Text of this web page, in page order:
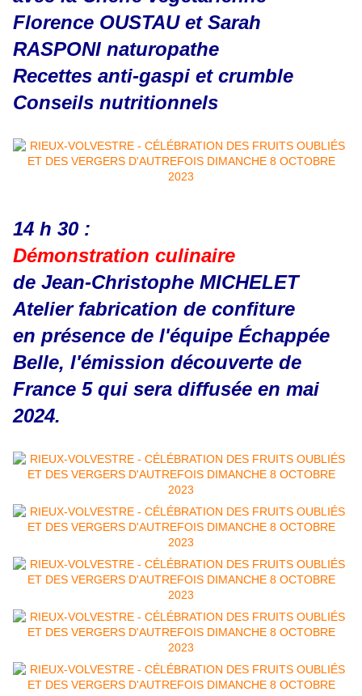
Florence OUSTAU et Sarah
RASPONI naturopathe
Recettes anti-gaspi et crumble
Conseils nutritionnels
14 h 30 :
Démonstration culinaire
de Jean-Christophe MICHELET
Atelier fabrication de confiture
en présence de l'équipe Échappée
Belle, l'émission découverte de
France 5 qui sera diffusée en mai
2024.